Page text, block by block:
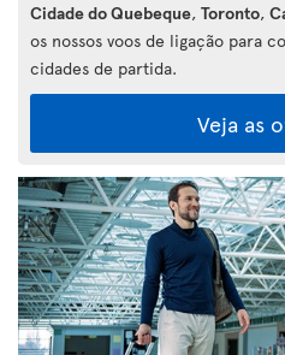
Cidade do Quebeque, Toronto,
os nossos voos de ligação para
cidades de partida.
Veja as